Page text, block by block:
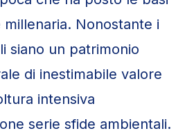
Nonostante i
siano un patrimonio
di inestimabile valore
intensiva
serie sfide ambientali.